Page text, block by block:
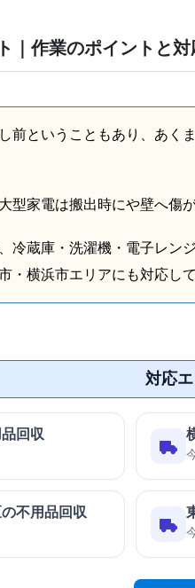
｜作業のポイントと対
前ということもあり、あく
型家電は搬出時にや壁へ傷
冷蔵庫・洗濯機・電子レン
・横浜市エリアにも対応し
対応
回収
不用品回収